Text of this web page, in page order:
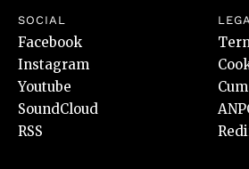
SOCIAL
Facebook
Instagram
Youtube
SoundCloud
RSS